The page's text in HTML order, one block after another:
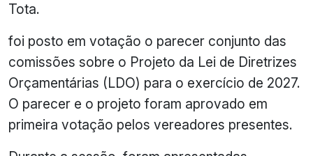
Tota.
foi posto em votação o parecer conjunto das
comissões sobre o Projeto da Lei de Diretrizes
Orçamentárias (LDO) para o exercício de 2027.
O parecer e o projeto foram aprovado em
primeira votação pelos vereadores presentes.